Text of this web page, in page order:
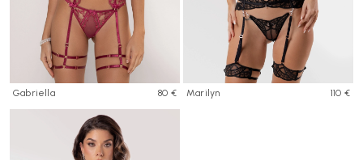
Gabriella 80 € Marilyn 110 €